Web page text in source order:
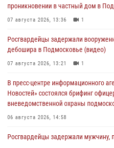
проникновении в частный дом в
07 августа 2026, 13:36 1
Росгвардейцы задержали
дебошира в Подмосковье (видео)
07 августа 2026, 13:21 1
В пресс-центре информационного
Новостей» состоялся брифинг
вневедомственной охраны
06 августа 2026, 14:58
Росгвардейцы задержали мужчину,